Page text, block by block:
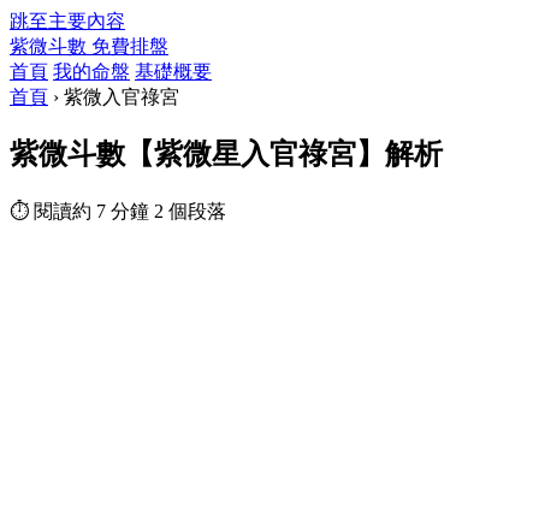
跳至主要內容
紫微斗數 免費排盤
首頁 我的命盤 基礎概要
首頁 › 紫微入官祿宮
紫微斗數【紫微星入官祿宮】解析
⏱ 閱讀約 7 分鐘 2 個段落